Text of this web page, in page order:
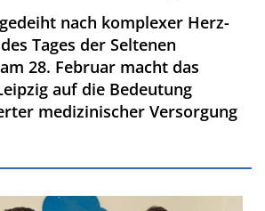
nach komplexer Herz-
Tages der Seltenen
28. Februar macht das
auf die Bedeutung
medizinischer Versorgung